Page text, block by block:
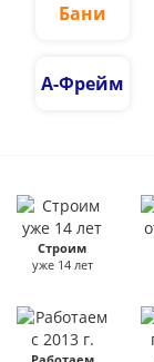
Бани
А-Фрейм
Строим
уже 14 лет